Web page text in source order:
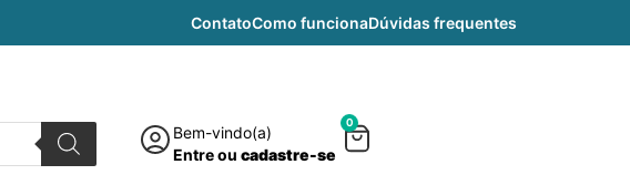
ContatoComo funcionaDúvidas frequentes
Bem-vindo(a)
Entre ou cadastre-se
0